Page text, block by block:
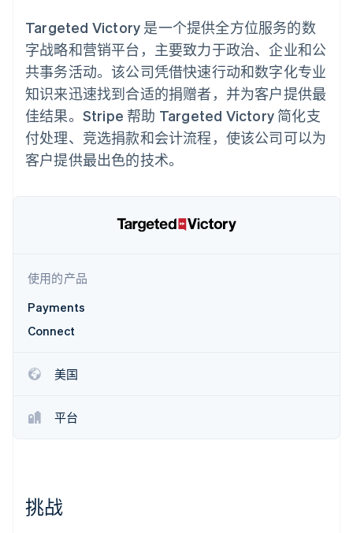
支付成功率优
化
Link
加速结账
会计自动化
Stripe Sigma
自定义报告
Data Pipeline
数据同步
更多
Product roadmap
Climate
资金管理
平台
SaaS
按行业
AI 企业
创作者经济
媒体与娱乐
非营利组织
通过智能体配置和管理服
务
资源
应用集成
代码示例
开发者博客
产品路线图
Sessions 年度大会
招聘
资讯中心
Stripe Press
联系
联系销售
Targeted Victory 是一个提供全方位服务的数
字战略和营销平台，主要致力于政治、企业和公
共事务活动。该公司凭借快速行动和数字化专业
知识来迅速找到合适的捐赠者，并为客户提供最
佳结果。Stripe 帮助 Targeted Victory 简化支
付处理、竞选捐款和会计流程，使该公司可以为
客户提供最出色的技术。
使用的产品
Payments
Connect
美国
平台
挑战